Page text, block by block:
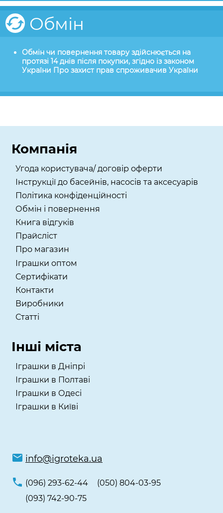
Обмін
Обмін чи повернення товару здійснюється на
протязі 14 днів після покупки, згідно із законом
України Про захист прав спроживачив України
Компанія
Угода користувача/ договір оферти
Інструкції до басейнів, насосів та аксесуарів
Політика конфіденційності
Обмін і повернення
Книга відгуків
Прайсліст
Про магазин
Іграшки оптом
Сертифікати
Контакти
Виробники
Статті
Інші міста
Іграшки в Дніпрі
Іграшки в Полтаві
Іграшки в Одесі
Іграшки в Київі
info@igroteka.ua
(096) 293-62-44
(050) 804-03-95
(093) 742-90-75